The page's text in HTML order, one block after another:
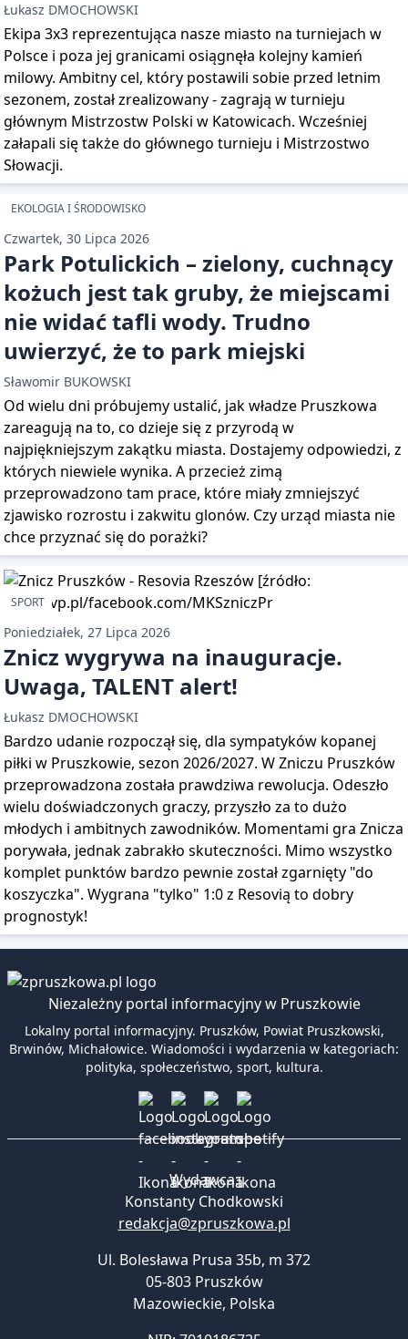
Łukasz DMOCHOWSKI
Ekipa 3x3 reprezentująca nasze miasto na turniejach w
Polsce i poza jej granicami osiągnęła kolejny kamień
milowy. Ambitny cel, który postawili sobie przed letnim
sezonem, został zrealizowany - zagrają w turnieju
głównym Mistrzostw Polski w Katowicach. Wcześniej
załapali się także do głównego turnieju i Mistrzostwo
Słowacji.
EKOLOGIA I ŚRODOWISKO
Czwartek, 30 Lipca 2026
Park Potulickich – zielony, cuchnący
kożuch jest tak gruby, że miejscami
nie widać tafli wody. Trudno
uwierzyć, że to park miejski
Sławomir BUKOWSKI
Od wielu dni próbujemy ustalić, jak władze Pruszkowa
zareagują na to, co dzieje się z przyrodą w
najpiękniejszym zakątku miasta. Dostajemy odpowiedzi, z
których niewiele wynika. A przecież zimą
przeprowadzono tam prace, które miały zmniejszyć
zjawisko rozrostu i zakwitu glonów. Czy urząd miasta nie
chce przyznać się do porażki?
SPORT
Poniedziałek, 27 Lipca 2026
Znicz wygrywa na inauguracje.
Uwaga, TALENT alert!
Łukasz DMOCHOWSKI
Bardzo udanie rozpoczął się, dla sympatyków kopanej
piłki w Pruszkowie, sezon 2026/2027. W Zniczu Pruszków
przeprowadzona została prawdziwa rewolucja. Odeszło
wielu doświadczonych graczy, przyszło za to dużo
młodych i ambitnych zawodników. Momentami gra Znicza
porywała, jednak zabrakło skuteczności. Mimo wszystko
komplet punktów bardzo pewnie został zgarnięty "do
koszyczka". Wygrana "tylko" 1:0 z Resovią to dobry
prognostyk!
Niezależny portal informacyjny w Pruszkowie
Lokalny portal informacyjny. Pruszków, Powiat Pruszkowski,
Brwinów, Michałowice. Wiadomości i wydarzenia w kategoriach:
polityka, społeczeństwo, sport, kultura.
Wydawca:
Konstanty Chodkowski
redakcja@zpruszkowa.pl
Ul. Bolesława Prusa 35b, m 372
05-803 Pruszków
Mazowieckie, Polska